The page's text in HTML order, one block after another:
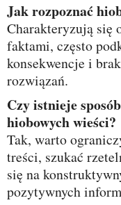
Jak rozpoznać
Charakteryzują się
faktami, często
konsekwencje i
rozwiązań.
Czy istnieje sposób na złagodzenie wpływu
hiobowych wieści?
Tak, warto
treści, szukać
się na
pozytywnych